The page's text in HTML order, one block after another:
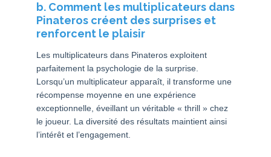
b. Comment les multiplicateurs dans
Pinateros créent des surprises et
renforcent le plaisir
Les multiplicateurs dans Pinateros exploitent
parfaitement la psychologie de la surprise.
Lorsqu’un multiplicateur apparaît, il transforme une
récompense moyenne en une expérience
exceptionnelle, éveillant un véritable « thrill » chez
le joueur. La diversité des résultats maintient ainsi
l’intérêt et l’engagement.